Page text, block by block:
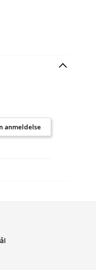
anmeldelse